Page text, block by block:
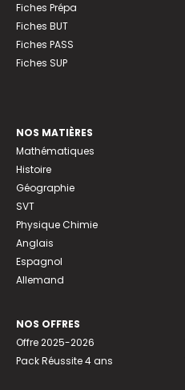
Fiches Prépa
Fiches BUT
Fiches PASS
Fiches SUP
NOS MATIÈRES
Mathématiques
Histoire
Géographie
SVT
Physique Chimie
Anglais
Espagnol
Allemand
NOS OFFRES
Offre 2025-2026
Pack Réussite 4 ans